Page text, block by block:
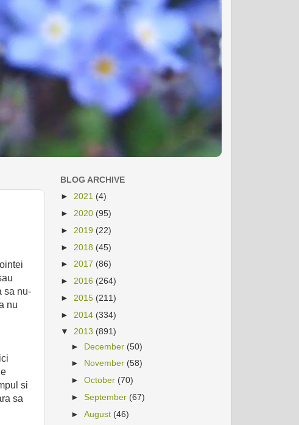
sa nu-
nu
si
sa
BLOG ARCHIVE
► 2021 (4)
► 2020 (95)
► 2019 (22)
► 2018 (45)
► 2017 (86)
► 2016 (264)
► 2015 (211)
► 2014 (334)
▼ 2013 (891)
► December (50)
► November (58)
►October (70)
►September (67)
►August (46)